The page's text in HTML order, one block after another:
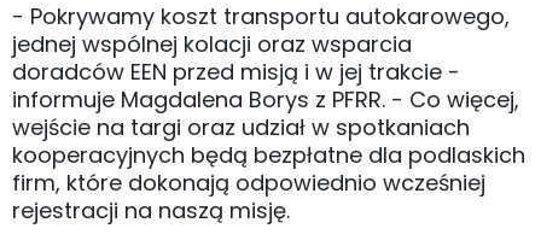
- Pokrywamy koszt transportu autokarowego,
jednej wspólnej kolacji oraz wsparcia
doradców EEN przed misją i w jej trakcie -
informuje Magdalena Borys z PFRR. - Co więcej,
wejście na targi oraz udział w spotkaniach
kooperacyjnych będą bezpłatne dla podlaskich
firm, które dokonają odpowiednio wcześniej
rejestracji na naszą misję.